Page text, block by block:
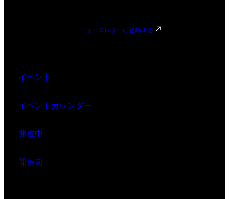
ニュースレターに登録する
イベント
イベントカレンダー
開催中
開催前